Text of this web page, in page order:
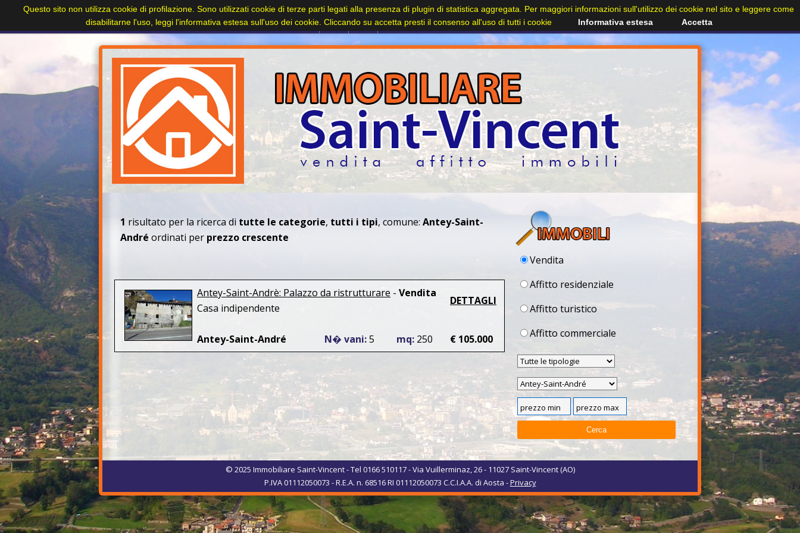
Home
+
Paesi Immobili Cerca immobile Contatti
1 risultato per la ricerca di tutte le categorie, tutti i tipi, comune: Antey-Saint-
André ordinati per prezzo crescente
Antey-Saint-Andrè: Palazzo da ristrutturare - Vendita
Casa indipendente
DETTAGLI
Antey-Saint-André N� vani:5 mq: 250 € 105.000
Vendita
Affitto residenziale
Affitto turistico
Affitto commerciale
© 2025 Immobiliare Saint-Vincent - Tel 0166 510117 - Via Vuillerminaz, 26 - 11027 Saint-Vincent (AO)
P.IVA 01112050073 - R.E.A. n. 68516 RI 01112050073 C.C.I.A.A. di Aosta -Privacy
Questo sito non utilizza cookie di profilazione. Sono utilizzati cookie di terze parti legati alla presenza di plugin di statistica aggregata. Per maggiori informazioni sull'utilizzo dei cookie nel sito e leggere come
disabilitarne l'uso, leggi l'informativa estesa sull'uso dei cookie. Cliccando su accetta presti il consenso all'uso di tutti i cookie
Informativa estesa Accetta